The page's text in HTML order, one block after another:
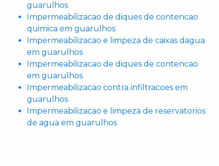
guarulhos
Impermeabilizacao de diques de contencao
quimica em guarulhos
Impermeabilizacao e limpeza de caixas dagua
em guarulhos
Impermeabilizacao de diques de contencao
em guarulhos
Impermeabilizacao contra infiltracoes em
guarulhos
Impermeabilizacao e limpeza de reservatorios
de agua em guarulhos